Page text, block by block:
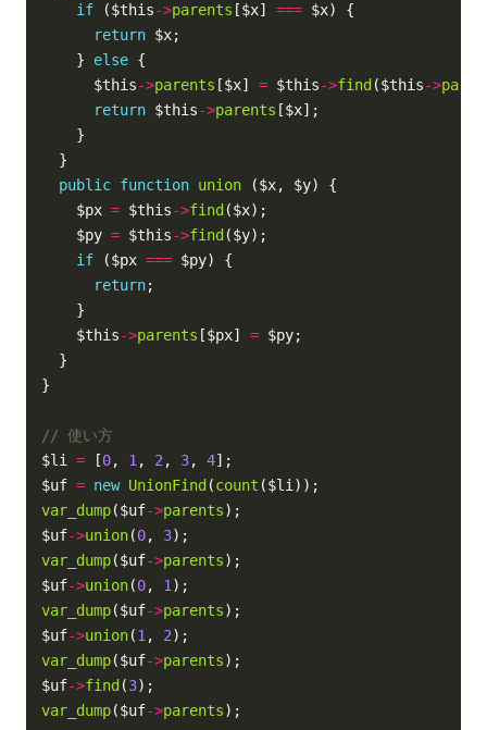
if ($this->parents [$x] ===
return
    }
else
      $this
->parents [$x] = $this->find ($this->
return $this->parents
public function union
    $px
= $this->find
    $py
= $this->find
if ($px ===
return
    $this
->parents [$px] =
$li = [0, 1, 2, 3, 4
$uf = new UnionFind (count
var_dump($uf->parents
$uf->union(0, 3
var_dump($uf->parents
$uf->union(0, 1
var_dump($uf->parents
$uf->union(1, 2
var_dump($uf->parents
$uf->find (3
var_dump($uf->parents